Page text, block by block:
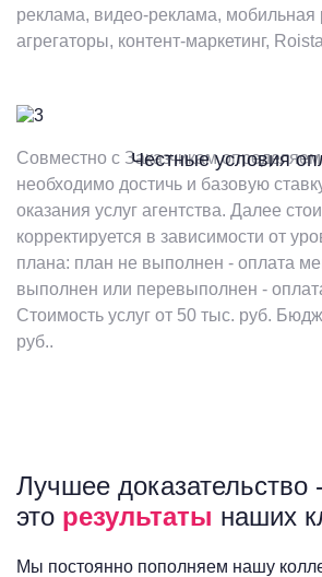
реклама, видео-реклама, мобильная
агрегаторы, контент-маркетинг,
Честные условия
Совместно с Заказчикам
необходимо достичь и базовую
оказания услуг агентства. Далее
корректируется в зависимости от
плана: план не выполнен - оплата
выполнен или перевыполнен -
Стоимость услуг от 50 тыс. руб.
руб..
Лучшее доказательство -
это результаты наших
Мы постоянно пополняем нашу